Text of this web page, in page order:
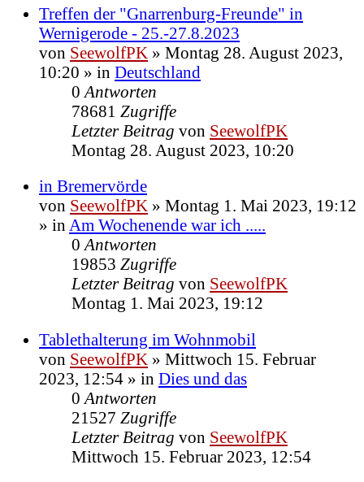
Treffen der "Gnarrenburg-Freunde" in
Wernigerode - 25.-27.8.2023
von SeewolfPK » Montag 28. August 2023,
10:20 » in Deutschland
0 Antworten
78681 Zugriffe
Letzter Beitrag von SeewolfPK
Montag 28. August 2023, 10:20
in Bremervörde
von SeewolfPK » Montag 1. Mai 2023, 19:12
» in Am Wochenende war ich .....
0 Antworten
19853 Zugriffe
Letzter Beitrag von SeewolfPK
Montag 1. Mai 2023, 19:12
Tablethalterung im Wohnmobil
von SeewolfPK » Mittwoch 15. Februar
2023, 12:54 » in Dies und das
0 Antworten
21527 Zugriffe
Letzter Beitrag von SeewolfPK
Mittwoch 15. Februar 2023, 12:54